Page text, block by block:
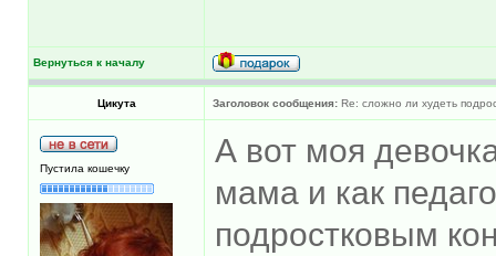
Вернуться к началу
Цикута Заголовок сообщения: Re: сложно ли худеть
Пустила кошечку
А вот моя
мама и как
подростковым